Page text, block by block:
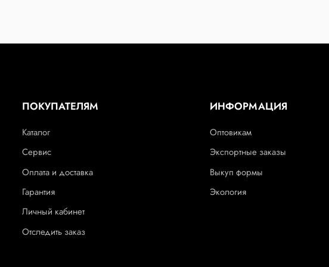
ПОКУПАТЕЛЯМ
Каталог
Сервис
Оплата и доставка
Гарантия
Личный кабинет
Отследить заказ
ИНФОРМАЦИЯ
Оптовикам
Экспортные заказы
Выкуп формы
Экология